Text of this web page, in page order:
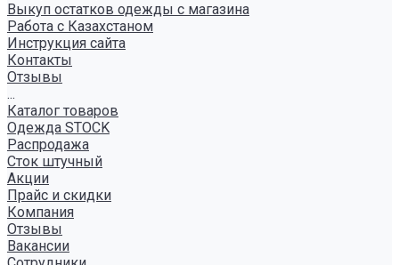
Выкуп остатков одежды с магазина
Работа с Казахстаном
Инструкция сайта
Контакты
Отзывы
...
Каталог товаров
Одежда STOCK
Распродажа
Сток штучный
Акции
Прайс и скидки
Компания
Отзывы
Вакансии